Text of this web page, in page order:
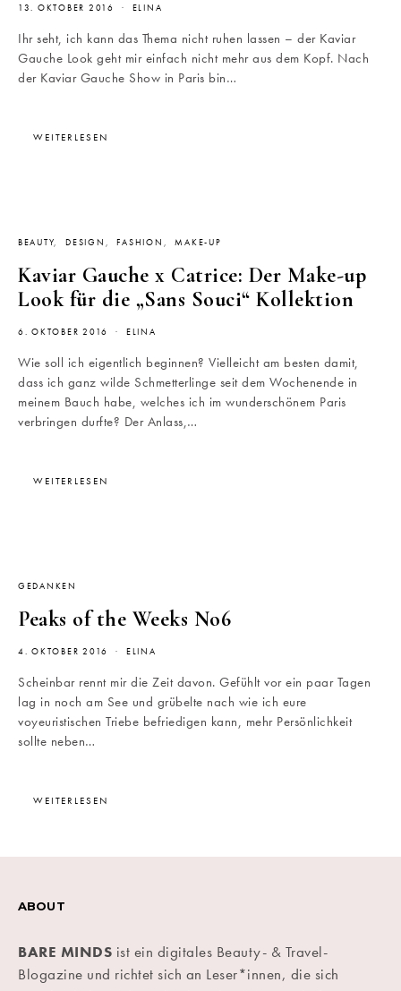
13. OKTOBER 2016 ELINA
Ihr seht, ich kann das Thema nicht ruhen lassen – der Kaviar
Gauche Look geht mir einfach nicht mehr aus dem Kopf. Nach
der Kaviar Gauche Show in Paris bin…
WEITERLESEN
BEAUTY DESIGN FASHION MAKE-UP
Kaviar Gauche x Catrice: Der Make-up
Look für die „Sans Souci“ Kollektion
6. OKTOBER 2016 ELINA
Wie soll ich eigentlich beginnen? Vielleicht am besten damit,
dass ich ganz wilde Schmetterlinge seit dem Wochenende in
meinem Bauch habe, welches ich im wunderschönem Paris
verbringen durfte? Der Anlass,…
WEITERLESEN
GEDANKEN
Peaks of the Weeks No6
4. OKTOBER 2016 ELINA
Scheinbar rennt mir die Zeit davon. Gefühlt vor ein paar Tagen
lag in noch am See und grübelte nach wie ich eure
voyeuristischen Triebe befriedigen kann, mehr Persönlichkeit
sollte neben…
WEITERLESEN
ABOUT
BARE MINDS ist ein digitales Beauty- & Travel-
Blogazine und richtet sich an Leser*innen, die sich